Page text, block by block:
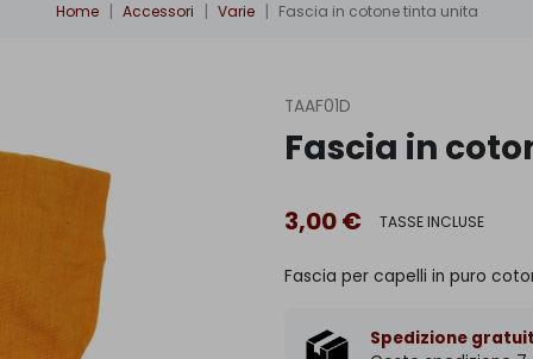
Home Accessori Varie Fascia in cotone tinta unita
TAAF01D
Fascia in
3,00 € TASSE INCLUSE
Fascia per capelli in puro
Spedizione